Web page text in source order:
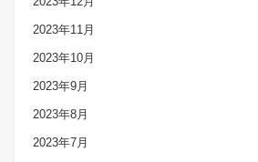
2023年11月
2023年10月
2023年9月
2023年8月
2023年7月